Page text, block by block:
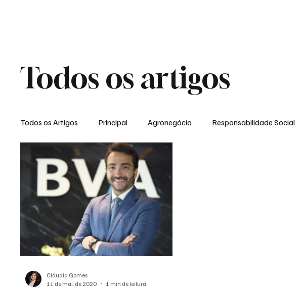
Todos os artigos
Todos os Artigos Principal Agronegócio Responsabilidade Social
Expediente Morro do Coco
Dielly Rangel Fabricyo Silvestre
Auto Negócios Saúde Esportes
Cláudia Gomes
11 de mai. de 2020
1 min de leitura